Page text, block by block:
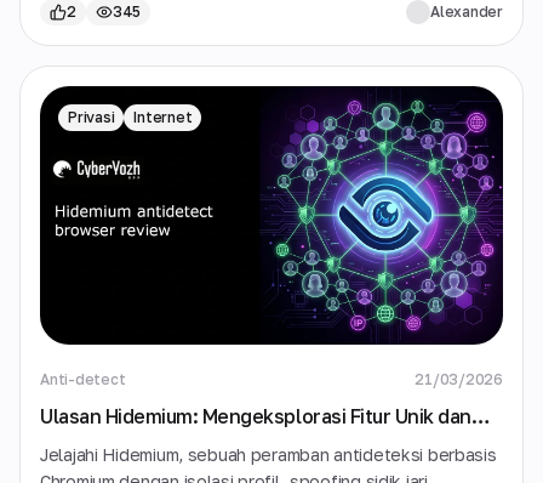
2 345 Alexander
Privasi Internet
Anti-detect 21/03/2026
Ulasan Hidemium: Mengeksplorasi Fitur Unik dan
Kasus Penggunaan
Jelajahi Hidemium, sebuah peramban antideteksi berbasis